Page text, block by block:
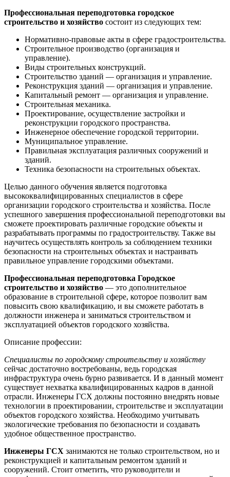
Профессиональная переподготовка городское
строительство и хозяйство состоит из следующих тем:
Нормативно-правовые акты в сфере градостроительства.
Строительное производство (организация и
управление).
Виды строительных конструкций.
Строительство зданий — организация и управление.
Реконструкция зданий — организация и управление.
Капитальный ремонт — организация и управление.
Строительная механика.
Проектирование, осуществление застройки и
реконструкции городского пространства.
Инженерное обеспечение городской территории.
Муниципальное управление.
Правильная эксплуатация различных сооружений и
зданий.
Техника безопасности на строительных объектах.
Целью данного обучения является подготовка
высококвалифицированных специалистов в сфере
организации городского строительства и хозяйства. После
успешного завершения профессиональной переподготовки вы
сможете проектировать различные городские объекты и
разрабатывать программы по градостроительству. Также вы
научитесь осуществлять контроль за соблюдением техники
безопасности на строительных объектах и настраивать
правильное управление городскими объектами.
Профессиональная переподготовка Городское
строительство и хозяйство — это дополнительное
образование в строительной сфере, которое позволит вам
повысить свою квалификацию, и вы сможете работать в
должности инженера и заниматься строительством и
эксплуатацией объектов городского хозяйства.
Описание профессии:
Специалисты по городскому строительству и хозяйству
сейчас достаточно востребованы, ведь городская
инфраструктура очень бурно развивается. И в данный момент
существует нехватка квалифицированных кадров в данной
отрасли. Инженеры ГСХ должны постоянно внедрять новые
технологии в проектировании, строительстве и эксплуатации
объектов городского хозяйства. Необходимо учитывать
экологические требования по безопасности и создавать
удобное общественное пространство.
Инженеры ГСХ занимаются не только строительством, но и
реконструкцией и капитальным ремонтом зданий и
сооружений. Стоит отметить, что руководители и